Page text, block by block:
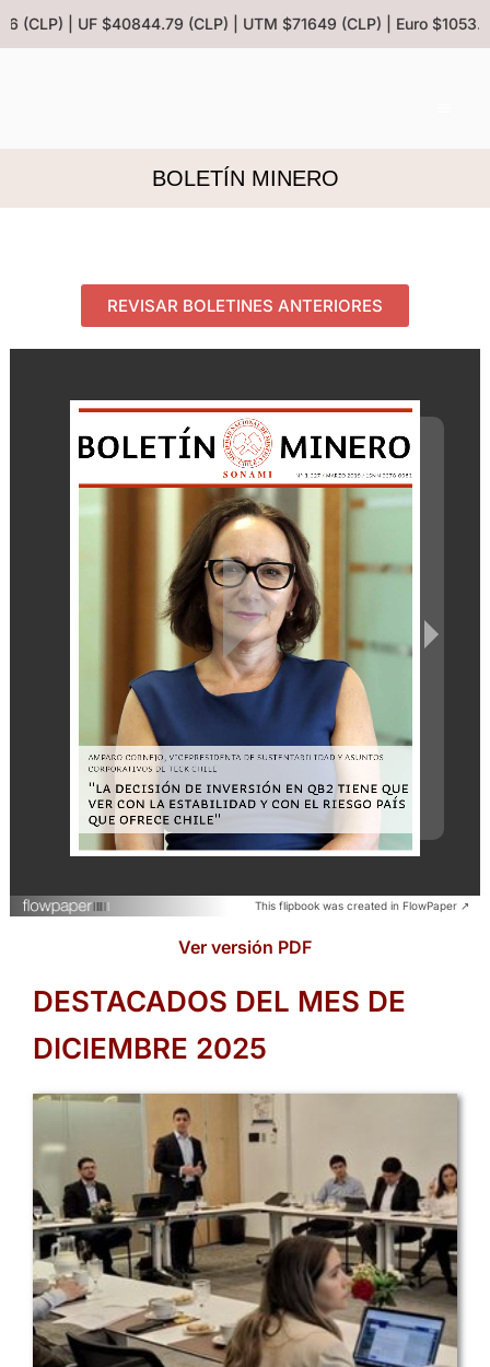
| UF $40844.79 (CLP) | UTM $71649 (CLP) | Euro
BOLETÍN MINERO
REVISAR BOLETINES ANTERIORES
This flipbook was created in FlowPaper ↗
Ver versión PDF
DESTACADOS DEL MES DE
DICIEMBRE 2025